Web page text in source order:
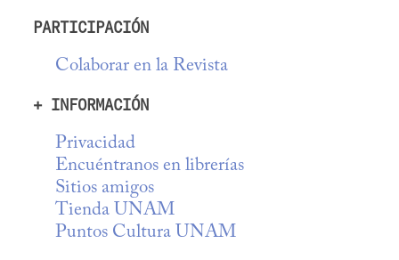
PARTICIPACIÓN
Colaborar en la Revista
+ INFORMACIÓN
Privacidad
Encuéntranos en librerías
Sitios amigos
Tienda UNAM
Puntos Cultura UNAM